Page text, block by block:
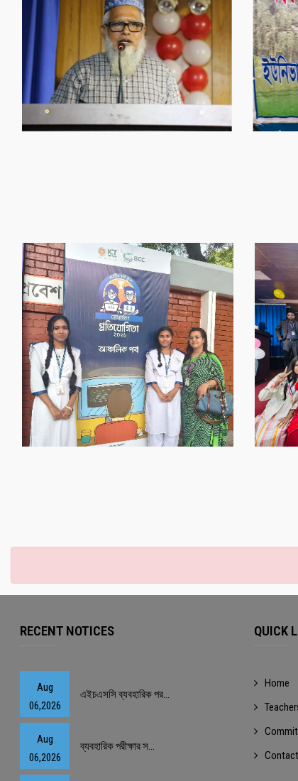
নবীনবরণ - ২০২৫
‌গৌর‌বের অর্জন
‌গৌর‌বের অর্জন
RECENT NOTICES
Aug
06,2026
এইচএসসি ব্যবহারিক পর...
Aug
06,2026
ব্যবহারিক পরীক্ষার স...
QUICK
Home
Contact